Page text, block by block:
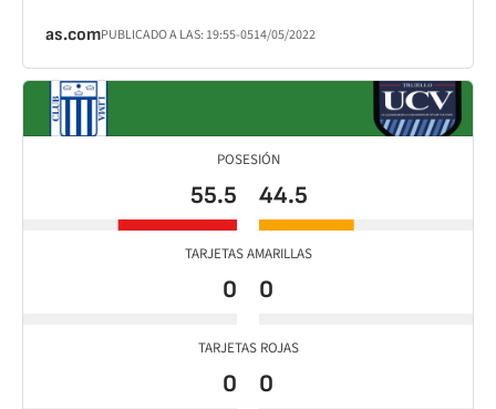
as.comPUBLICADO A LAS: 19:55-0514/05/2022
POSESIÓN
55.5 44.5
TARJETAS AMARILLAS
0 0
TARJETAS ROJAS
0 0